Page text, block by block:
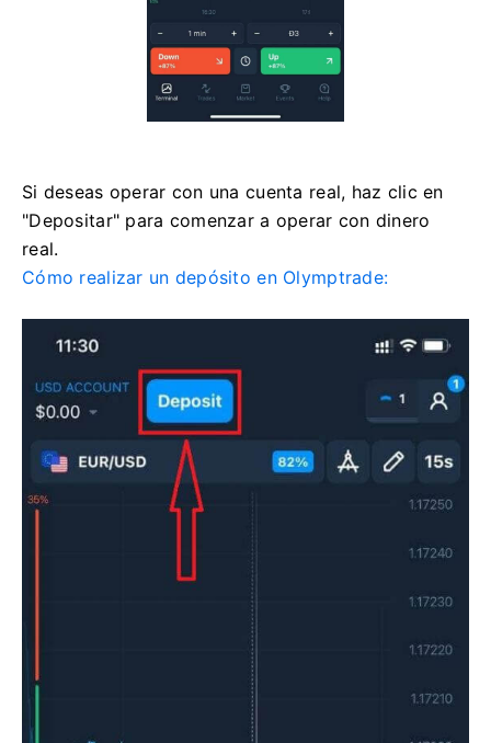
Si deseas operar con una cuenta real, haz clic en
"Depositar" para comenzar a operar con dinero
real.
Cómo realizar un depósito en Olymptrade: